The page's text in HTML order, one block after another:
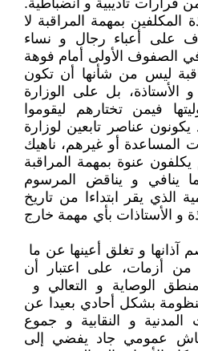
تأديبية و انضباطية.
بمهمة المراقبة لا
على أعباء رجال و نساء
الصفوف الأولى أمام فوهة
ليس من شأنها أن تكون
الأستاذة، بل على الوزارة
فيمن تختارهم ليقوموا
عناصر تابعين لوزارة
المساعدة أو غيرهم، ناهيك
عنوة بمهمة المراقبة
ينافي و يناقض المرسوم
الذي يقر ابتداءا من تاريخ
و الأستاذات بأي مهمة خارج
آذانها و تغلق أعينها عن ما
من أزمات، على اعتبار أن
الوصاية و التعالي و
بشكل أحادي بعيدا عن
المدنية و النقابية و جموع
نقاش عمومي جاد يفضي إلى